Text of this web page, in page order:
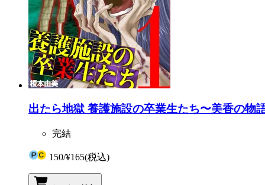
出たら地獄 養護施設の卒業生たち〜美香の物
完結
150/¥165(税込)